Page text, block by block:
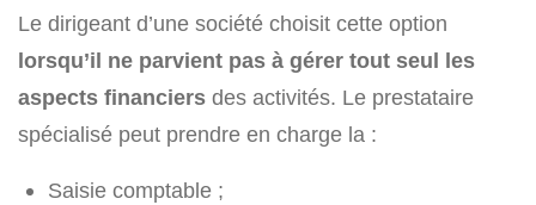
Le dirigeant d’une société choisit cette option
lorsqu’il ne parvient pas à gérer tout seul les
aspects financiers des activités. Le prestataire
spécialisé peut prendre en charge la :
Saisie comptable ;